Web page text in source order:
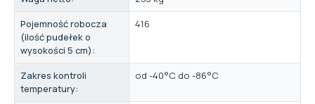
Pojemność robocza
(ilość pudełek o
wysokości 5 cm):
416
Zakres kontroli
temperatury:
od -40°C do -86°C